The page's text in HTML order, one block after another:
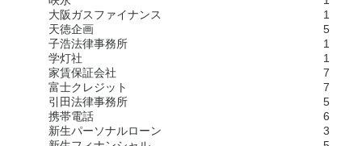
大阪ガスファイナンス
1
天徳企画
5
子浩法律事務所
1
学灯社
1
家賃保証会社
7
富士クレジット
7
引田法律事務所
5
携帯電話
6
新生パーソナルローン
3